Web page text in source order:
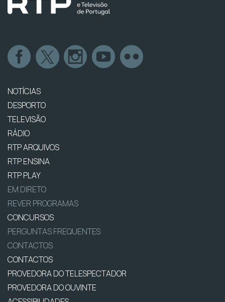
NOTÍCIAS
DESPORTO
TELEVISÃO
RÁDIO
RTP ARQUIVOS
RTP ENSINA
RTP PLAY
EM DIRETO
REVER PROGRAMAS
CONCURSOS
PERGUNTAS FREQUENTES
CONTACTOS
CONTACTOS
PROVEDORA DO TELESPECTADOR
PROVEDORA DO OUVINTE